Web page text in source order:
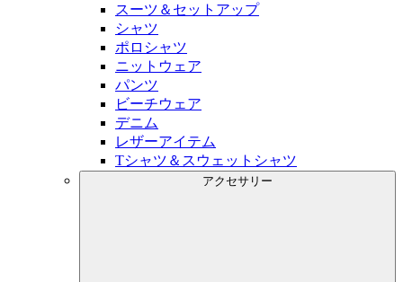
スーツ＆セットアップ
シャツ
ポロシャツ
ニットウェア
パンツ
ビーチウェア
デニム
レザーアイテム
Tシャツ＆スウェットシャツ
アクセサリー